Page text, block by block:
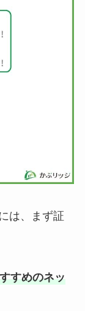
は、まず証
すめのネッ